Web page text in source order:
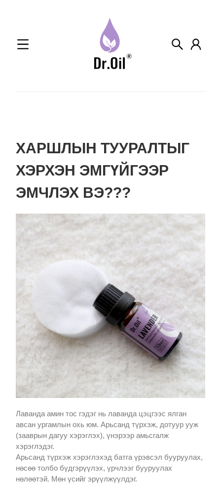
ХАРШЛЫН ТУУРАЛТЫГ
ХЭРХЭН ЭМГҮЙГЭЭР
ЭМЧЛЭХ ВЭ???
Лаванда амин тос гэдэг нь лаванда цэцгээс ялган
авсан ургамлын охь юм. Арьсанд түрхэж, дотуур ууж
(зааврын дагуу хэрэглэх), үнэрээр амьсгалж
хэрэглэдэг.
Арьсанд түрхэж хэрэглэхэд батга үрэвсэл бууруулах,
нөсөө толбо бүдгэрүүлэх, үрчлээг бууруулах
нөлөөтэй. Мөн үсийг эрүүлжүүлдэг.